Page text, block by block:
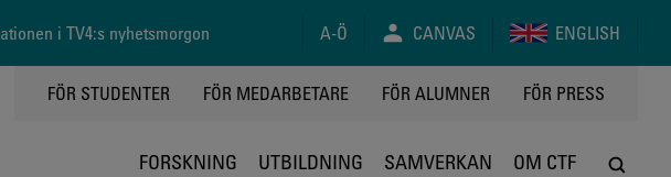
i TV4:s nyhetsmorgon A-Ö CANVAS ENGLISH
TOPPMENY
FÖR STUDENTER FÖR MEDARBETARE FÖR ALUMNER FÖR PRESS
FORSKNING UTBILDNING SAMVERKAN OM CTF